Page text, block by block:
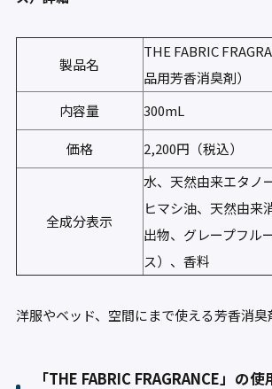
製品名
THE FABRIC
品用芳香消臭剤）
内容量
300mL
価格 2,200円（税込）
全成分表示
水、天然由来エタノ
ヒマシ油、天然由来
出物、グレープフル
ス）、香料
洋服やベッド、空間にまで使える芳香消臭
「THE FABRIC FRAGRANCE」の